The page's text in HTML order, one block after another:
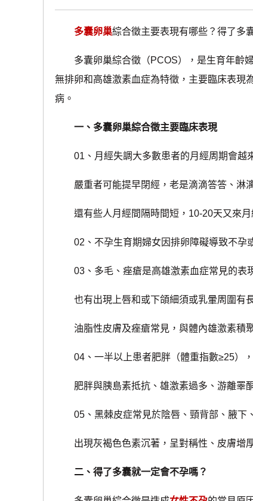
多囊卵巢綜合徵主要表現有哪些？得了多
多囊卵巢綜合徵（PCOS），是生育年齡婦
無排卵和高雄激素血症為特徵，主要臨床表現
病。
一、多囊卵巢綜合徵主要臨床表現
01、月經失調大多數患者的月經周期會越
嚴重者可能提早閉經，老是滴滴答答、淋漓
還有些人月經間隔時間短，10-20天又來月
02、不孕生育期婦女因排卵障礙導致不孕
03、多毛、痤瘡是高雄激素血症常見的表
也有出現上唇和或下頜細須或乳暈周圍有
油脂性皮膚及痤瘡常見，與體內雄激素積聚
04、一半以上患者肥胖（體重指數≥25），
肥胖與胰島素抵抗、雄激素過多、游離睪酮
05、黑棘皮症常見於陰唇、頸背部、腋下
出現灰褐色色素沉著，呈對稱性、皮膚增厚
二、得了多囊就一定會不孕嗎？